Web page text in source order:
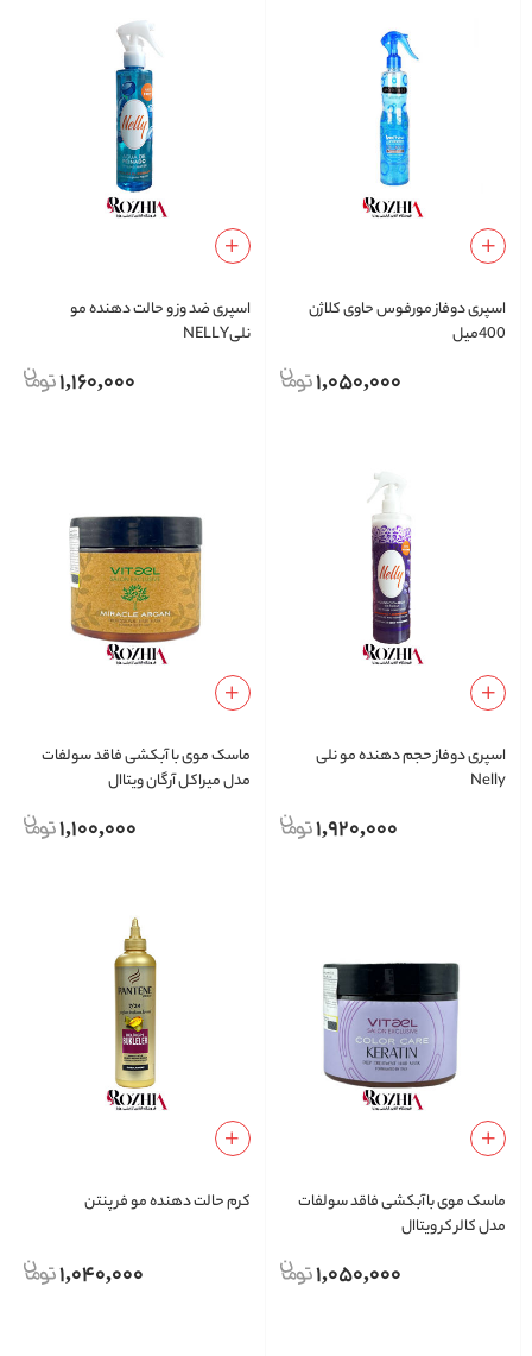
اسپری دوفاز مورفوس حاوی کلاژن
400میل
1,050,000
اسپری ضد وز و حالت دهنده مو
نلیNELLY
1,160,000
اسپری دوفاز حجم دهنده مو نلی
Nelly
1,920,000
ماسک موی با آبکشی فاقد سولفات
مدل میراکل آرگان ویتاال
1,100,000
ماسک موی باآبکشی فاقد سولفات
مدل کالر کر ویتاال
1,050,000
کرم حالت دهنده مو فر پنتن
1,040,000